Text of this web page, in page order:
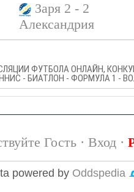
Заря 2 - 2
Александрия
ФУТБОЛА ОНЛАЙН,
- БИАТЛОН - ФОРМУЛА 1 -
Гость · Вход·
powered by Oddspedia